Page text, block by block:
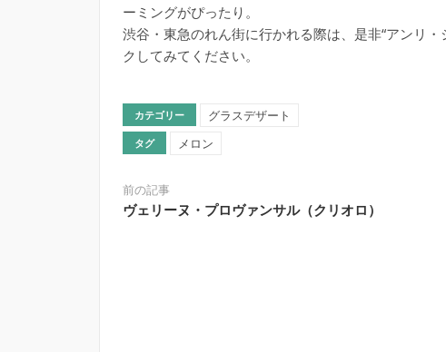
ーミングがぴったり。
渋谷・東急のれん街に行かれる際は、是非“アンリ
クしてみてください。
カテゴリー グラスデザート
タグ メロン
前の記事
ヴェリーヌ・プロヴァンサル（クリオロ）